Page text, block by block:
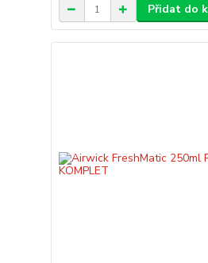
Přidat do